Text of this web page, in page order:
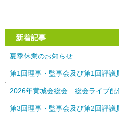
新着記事
夏季休業のお知らせ
第1回理事・監事会及び第1回評議
2026年黄城会総会 総会ライブ配
第3回理事・監事会及び第2回評議